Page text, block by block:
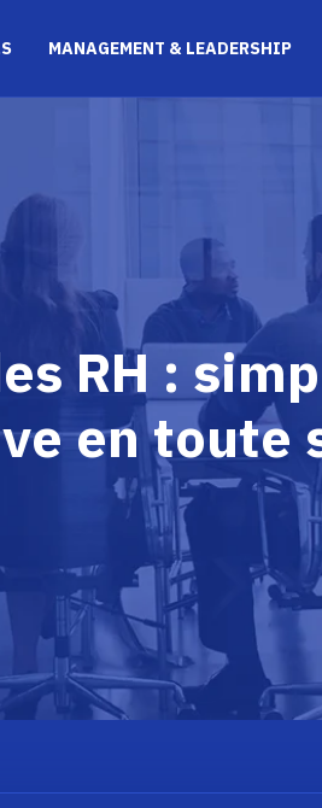
MANAGEMENT & LEADERSHIP
RH :
en toute